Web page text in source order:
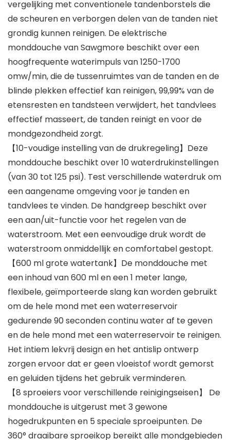
vergelijking met conventionele tandenborstels die
de scheuren en verborgen delen van de tanden niet
grondig kunnen reinigen. De elektrische
monddouche van Sawgmore beschikt over een
hoogfrequente waterimpuls van 1250-1700
omw/min, die de tussenruimtes van de tanden en de
blinde plekken effectief kan reinigen, 99,99% van de
etensresten en tandsteen verwijdert, het tandvlees
effectief masseert, de tanden reinigt en voor de
mondgezondheid zorgt.
【10-voudige instelling van de drukregeling】Deze
monddouche beschikt over 10 waterdrukinstellingen
(van 30 tot 125 psi). Test verschillende waterdruk om
een aangename omgeving voor je tanden en
tandvlees te vinden. De handgreep beschikt over
een aan/uit-functie voor het regelen van de
waterstroom. Met een eenvoudige druk wordt de
waterstroom onmiddellijk en comfortabel gestopt.
【600 ml grote watertank】De monddouche met
een inhoud van 600 ml en een 1 meter lange,
flexibele, geïmporteerde slang kan worden gebruikt
om de hele mond met een waterreservoir
gedurende 90 seconden continu water af te geven
en de hele mond met een waterreservoir te reinigen.
Het intiem lekvrij design en het antislip ontwerp
zorgen ervoor dat er geen vloeistof wordt gemorst
en geluiden tijdens het gebruik verminderen.
【8 sproeiers voor verschillende reinigingseisen】 De
monddouche is uitgerust met 3 gewone
hogedrukpunten en 5 speciale sproeipunten. De
360° draaibare sproeikop bereikt alle mondgebieden